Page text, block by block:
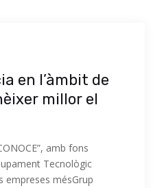
en l’àmbit de
millor el
amb fons
Tecnològic
empreses mésGrup